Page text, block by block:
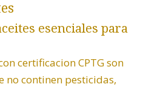
esenciales para
certificacion CPTG son
no continen pesticidas,